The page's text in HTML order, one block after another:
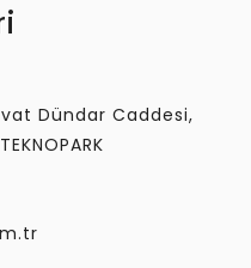
Dündar Caddesi,